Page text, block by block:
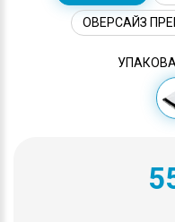
ОВЕРСАЙЗ